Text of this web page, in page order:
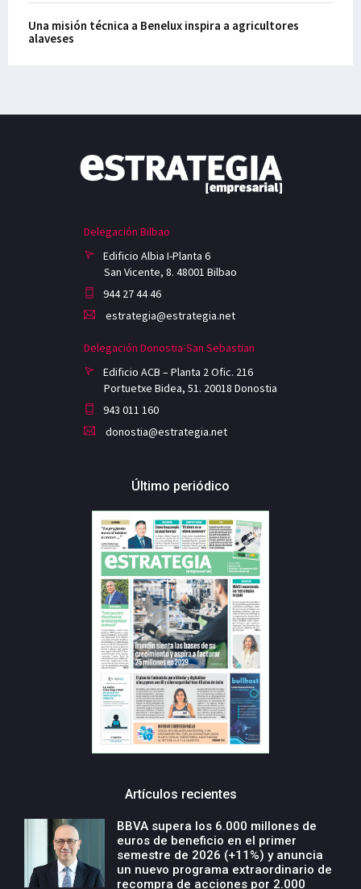
Una misión técnica a Benelux inspira a agricultores
alaveses
Delegación Bilbao
Edificio Albia I-Planta 6
San Vicente, 8. 48001 Bilbao
944 27 44 46
estrategia@estrategia.net
Delegación Donostia-San Sebastian
Edificio ACB – Planta 2 Ofic. 216
Portuetxe Bidea, 51. 20018 Donostia
943 011 160
donostia@estrategia.net
Último periódico
Artículos recientes
BBVA supera los 6.000 millones de
euros de beneficio en el primer
semestre de 2026 (+11%) y anuncia
un nuevo programa extraordinario de
recompra de acciones por 2.000